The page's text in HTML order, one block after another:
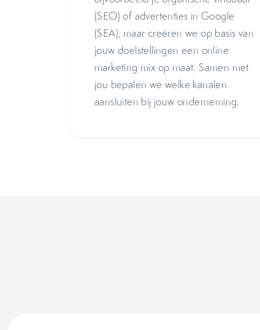
(SEO) of advertenties in Google
(SEA), maar creëren we op basis van
jouw doelstellingen een online
marketing mix op maat. Samen met
jou bepalen we welke kanalen
aansluiten bij jouw onderneming.